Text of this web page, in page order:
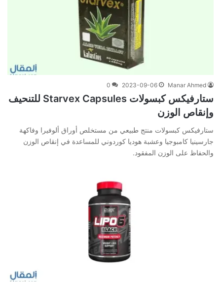
Manar Ahmed
2023-09-06
0
ستارفيكس كبسولات Starvex Capsules للتنحيف
وإنقاص الوزن
ستارفيكس كبسولات منتج طبيعي من مستخلص أوراق ألوفيرا وفاكهة
جارسينيا كامبوجيا وعشبة هوديا كوردوني للمساعدة في إنقاص الوزن
والحفاظ على الوزن المفقود.